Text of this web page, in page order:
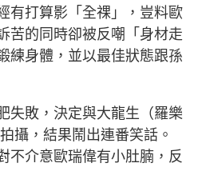
有打算影「全祼」，豈料歐
苦的同時卻被反嘲「身材走
練身體，並以最佳狀態跟孫
失敗，決定與大龍生（羅樂
攝，結果鬧出連番笑話。
不介意歐瑞偉有小肚腩，反